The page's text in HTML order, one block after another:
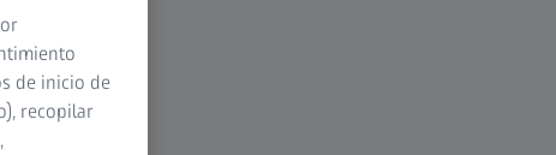
de inicio de
recopilar